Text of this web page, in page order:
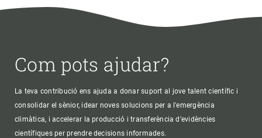
Com pots ajudar?
La teva contribució ens ajuda a donar suport al jove talent científic i
consolidar el sènior, idear noves solucions per a l'emergència
climàtica, i accelerar la producció i transferència d’evidències
científiques per prendre decisions informades.